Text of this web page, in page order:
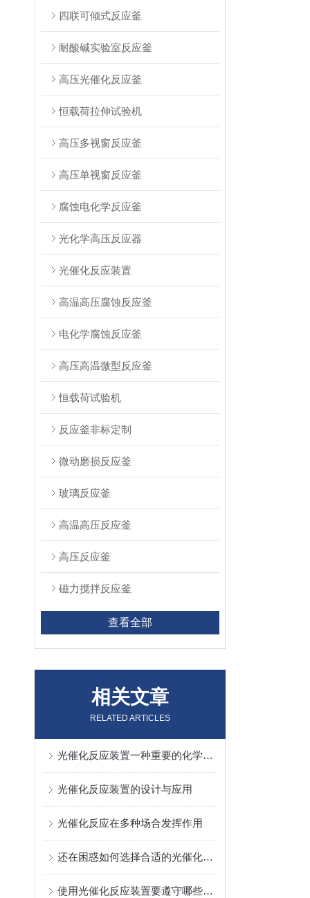
四联可倾式反应釜
耐酸碱实验室反应釜
高压光催化反应釜
恒载荷拉伸试验机
高压多视窗反应釜
高压单视窗反应釜
腐蚀电化学反应釜
光化学高压反应器
光催化反应装置
高温高压腐蚀反应釜
电化学腐蚀反应釜
高压高温微型反应釜
恒载荷试验机
反应釜非标定制
微动磨损反应釜
玻璃反应釜
高温高压反应釜
高压反应釜
磁力搅拌反应釜
查看全部
相关文章
RELATED ARTICLES
光催化反应装置一种重要的化学反应装置
光催化反应装置的设计与应用
光催化反应在多种场合发挥作用
还在困惑如何选择合适的光催化反应装置,大可不必如此
使用光催化反应装置要遵守哪些规则